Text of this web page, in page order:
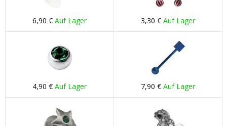
6,90 € Auf Lager 3,30 € Auf Lager
4,90 € Auf Lager 7,90 € Auf Lager